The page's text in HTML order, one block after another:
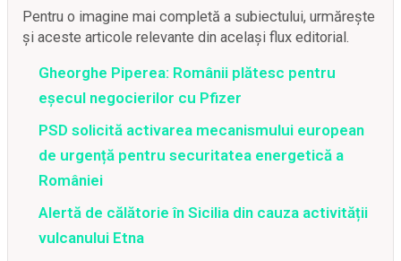
Pentru o imagine mai completă a subiectului, urmărește
și aceste articole relevante din același flux editorial.
Gheorghe Piperea: Românii plătesc pentru
eșecul negocierilor cu Pfizer
PSD solicită activarea mecanismului european
de urgență pentru securitatea energetică a
României
Alertă de călătorie în Sicilia din cauza activității
vulcanului Etna